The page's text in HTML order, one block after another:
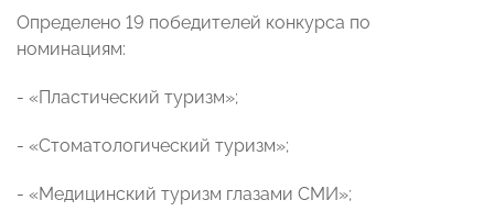
Определено 19 победителей конкурса по
номинациям:
- «Пластический туризм»;
- «Стоматологический туризм»;
- «Медицинский туризм глазами СМИ»;